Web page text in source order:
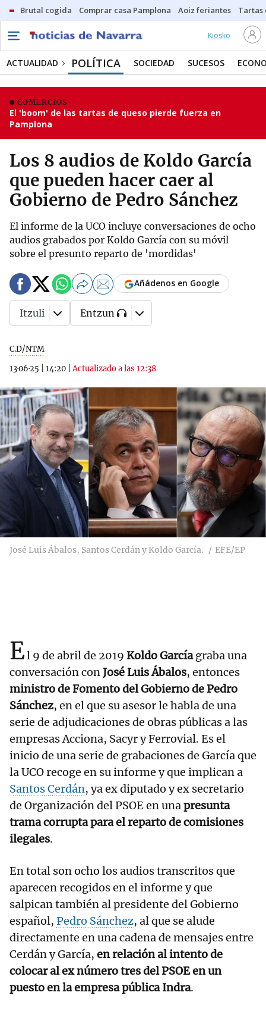
Brutal cogida Comprar casa Pamplona Aoiz feriantes Tartas
Kiosko
ACTUALIDAD POLÍTICA SOCIEDAD SUCESOS
COMERCIOS
El 'boom' de las tartas de queso pierde fuerza en
Pamplona
Los 8 audios de Koldo García
que pueden hacer caer al
Gobierno de Pedro Sánchez
El informe de la UCO incluye conversaciones de ocho
audios grabados por Koldo García con su móvil
sobre el presunto reparto de 'mordidas'
C.D/NTM
13·06·25
14:20 |Actualizado a las 12:38
Añádenos en Google
Itzuli Entzun
José Luis Ábalos, Santos Cerdán y Koldo García. EFE/EP
El 9 de abril de 2019 Koldo Garcíagraba una
conversación conJosé Luis Ábalos, entonces
ministro de Fomento del Gobierno de Pedro
Sánchez, en el que su asesor le habla de una
serie de adjudicaciones de obras públicas a las
empresas Acciona, Sacyr y Ferrovial. Es el
inicio de una serie de grabaciones de García que
la UCO recoge en su informe y que implican a
Santos Cerdán, ya ex diputado y ex secretario
de Organización del PSOE en unapresunta
trama corrupta para el reparto de comisiones
ilegales.
En total son ocho los audios transcritos que
aparecen recogidos en el informe y que
salpican también al presidente del Gobierno
español, Pedro Sánchez, al que se alude
directamente en una cadena de mensajes entre
Cerdán y García, en relación al intento de
colocar al ex número tres del PSOE en un
puesto en la empresa pública Indra.